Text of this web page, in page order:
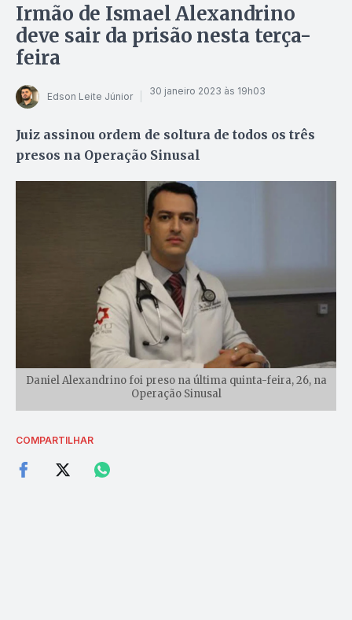
Irmão de Ismael Alexandrino
deve sair da prisão nesta terça-
feira
Edson Leite Júnior 30 janeiro 2023 às 19h03
Juiz assinou ordem de soltura de todos os três
presos na Operação Sinusal
Daniel Alexandrino foi preso na última quinta-feira, 26, na
Operação Sinusal
COMPARTILHAR